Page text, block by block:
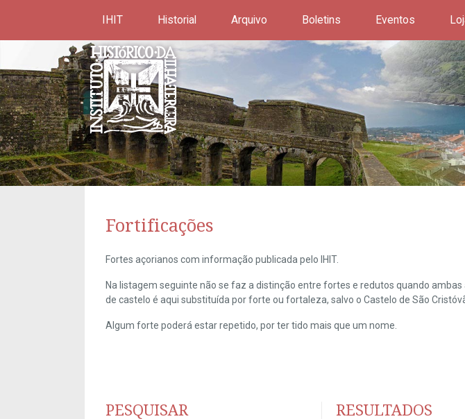
IHIT Historial Arquivo Boletins Eventos
Fortificações
Fortes açorianos com informação publicada pelo IHIT.
Na listagem seguinte não se faz a distinção entre fortes e redutos quando
de castelo é aqui substituída por forte ou fortaleza, salvo o Castelo de São
Algum forte poderá estar repetido, por ter tido mais que um nome.
PESQUISAR RESULTADOS